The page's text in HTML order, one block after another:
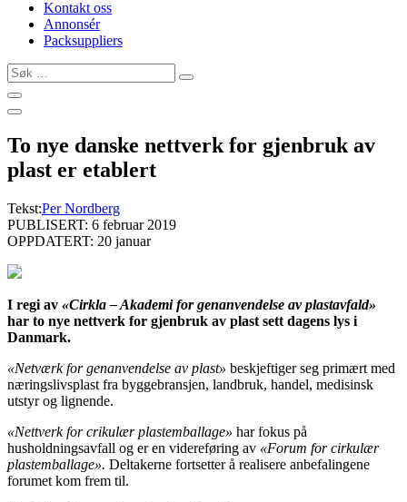
Kontakt oss
Annonsér
Packsuppliers
Søk
…
To nye danske nettverk for gjenbruk av
plast er etablert
Tekst:Per Nordberg
PUBLISERT: 6 februar 2019
OPPDATERT: 20 januar
I regi av «Cirkla – Akademi for genanvendelse av plastavfald»
har to nye nettverk for gjenbruk av plast sett dagens lys i
Danmark.
«Netværk for genanvendelse av plast» beskjeftiger seg primært med
næringslivsplast fra byggebransjen, landbruk, handel, medisinsk
utstyr og lignende.
«Nettverk for crikulær plastemballage» har fokus på
husholdningsavfall og er en videreføring av «Forum for cirkulær
plastemballage». Deltakerne fortsetter å realisere anbefalingene
forumet kom frem til.